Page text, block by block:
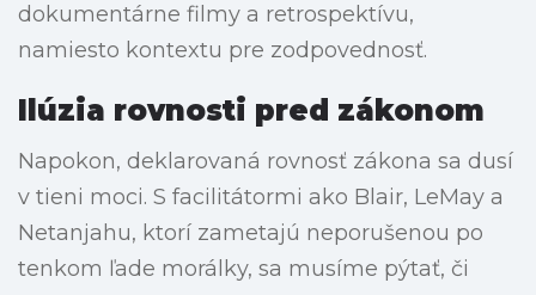
dokumentárne filmy a retrospektívu,
namiesto kontextu pre zodpovednosť.
Ilúzia rovnosti pred zákonom
Napokon, deklarovaná rovnosť zákona sa dusí
v tieni moci. S facilitátormi ako Blair, LeMay a
Netanjahu, ktorí zametajú neporušenou po
tenkom ľade morálky, sa musíme pýtať, či